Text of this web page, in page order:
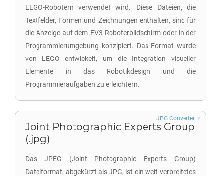
LEGO-Robotern verwendet wird. Diese Dateien, die
Textfelder, Formen und Zeichnungen enthalten, sind für
die Anzeige auf dem EV3-Roboterbildschirm oder in der
Programmierumgebung konzipiert. Das Format wurde
von LEGO entwickelt, um die Integration visueller
Elemente in das Robotikdesign und die
Programmieraufgaben zu erleichtern.
Joint Photographic Experts Group
(.jpg)
Das JPEG (Joint Photographic Experts Group)
Dateiformat, abgekürzt als JPG, ist ein weit verbreitetes
JPG Converter